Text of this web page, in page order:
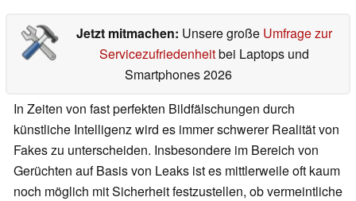
Jetzt mitmachen: Unsere große Umfrage zur
Servicezufriedenheitbei Laptops und
Smartphones 2026
In Zeiten von fast perfekten Bildfälschungen durch
künstliche Intelligenz wird es immer schwerer Realität von
Fakes zu unterscheiden. Insbesondere im Bereich von
Gerüchten auf Basis von Leaks ist es mittlerweile oft kaum
noch möglich mit Sicherheit festzustellen, ob vermeintliche